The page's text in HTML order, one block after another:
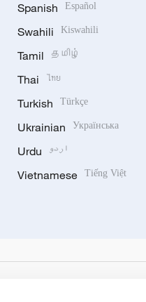
Spanish Español
Swahili Kiswahili
Tamil தமிழ்
Thai ไทย
Turkish Türkçe
Ukrainian Українська
Urdu اردو
Vietnamese Tiếng Việt